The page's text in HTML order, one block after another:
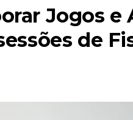
Jogos e
de